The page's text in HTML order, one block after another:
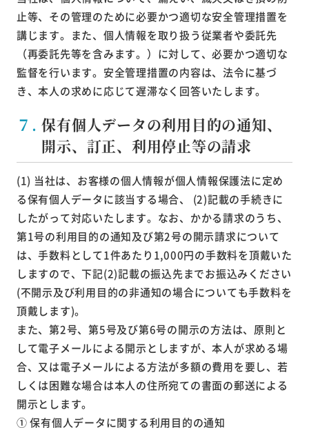
止等、その管理のために必要かつ適切な安全管理措置を
講じます。また、個人情報を取り扱う従業者や委託先
（再委託先等を含みます。）に対して、必要かつ適切な
監督を行います。安全管理措置の内容は、法令に基づ
き、本人の求めに応じて遅滞なく回答いたします。
７. 保有個人データの利用目的の通知、
開示、訂正、利用停止等の請求
(1) 当社は、お客様の個人情報が個人情報保護法に定め
る保有個人データに該当する場合、 (2)記載の手続きに
したがって対応いたします。なお、かかる請求のうち、
第1号の利用目的の通知及び第2号の開示請求について
は、手数料として1件あたり1,000円の手数料を頂戴いた
しますので、下記(2)記載の振込先までお振込みください
(不開示及び利用目的の非通知の場合についても手数料を
頂戴します)。
また、第2号、第5号及び第6号の開示の方法は、原則と
して電子メールによる開示としますが、本人が求める場
合、又は電子メールによる方法が多額の費用を要し、若
しくは困難な場合は本人の住所宛ての書面の郵送による
開示とします。
① 保有個人データに関する利用目的の通知